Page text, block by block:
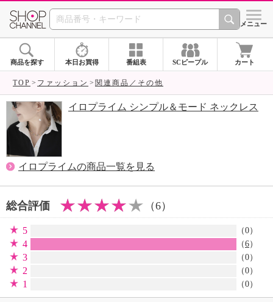
SHOP CHANNEL シメニュー
商品を探す 本日お買得 番組表 SCピープル カート
TOP ファッション 関連商品／その他
イロプライム シンプル＆モード ネックレス
イロプライムの商品一覧を見る
総合評価 （6）
5 （0）
4 （6）
3 （0）
2 （0）
1 （0）